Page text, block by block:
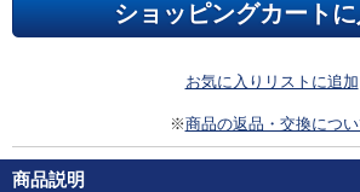
お気に入りリストに追加
※商品の返品・交換につ
商品説明